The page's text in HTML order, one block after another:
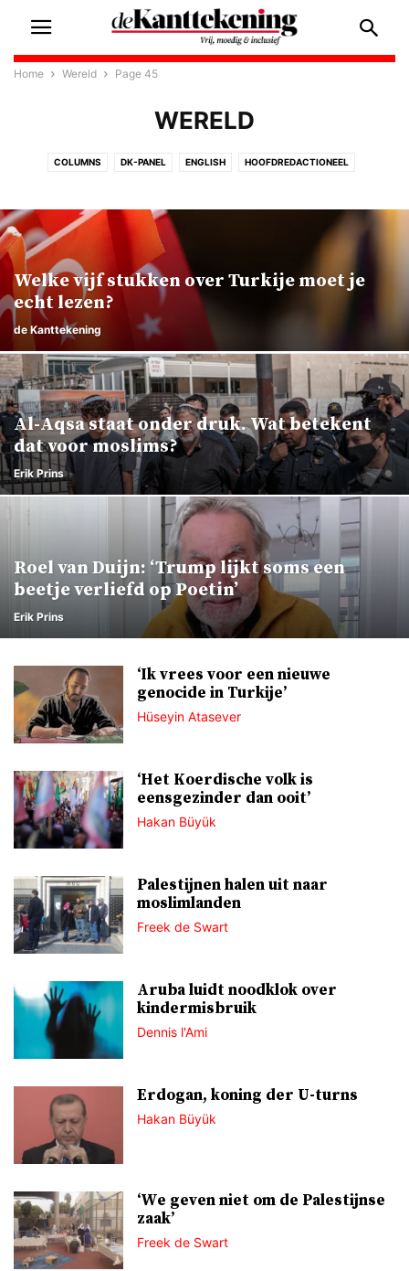
Home Wereld Page 45
WERELD
COLUMNS DK-PANEL ENGLISH HOOFDREDACTIONEEL
NIEUWS OP & TOP OPINIE RAMADAN SAMENLEVING WERELD
ZINGEVING
Welke vijf stukken over Turkije moet je
echt lezen?
de Kanttekening
Al-Aqsa staat onder druk. Wat betekent
dat voor moslims?
Erik Prins
Roel van Duijn: ‘Trump lijkt soms een
beetje verliefd op Poetin’
Erik Prins
‘Ik vrees voor een nieuwe
genocide in Turkije’
Hüseyin Atasever
‘Het Koerdische volk is
eensgezinder dan ooit’
Hakan Büyük
Palestijnen halen uit naar
moslimlanden
Freek de Swart
Aruba luidt noodklok over
kindermisbruik
Dennis l'Ami
Erdogan, koning der U-turns
Hakan Büyük
‘We geven niet om de Palestijnse
zaak’
Freek de Swart